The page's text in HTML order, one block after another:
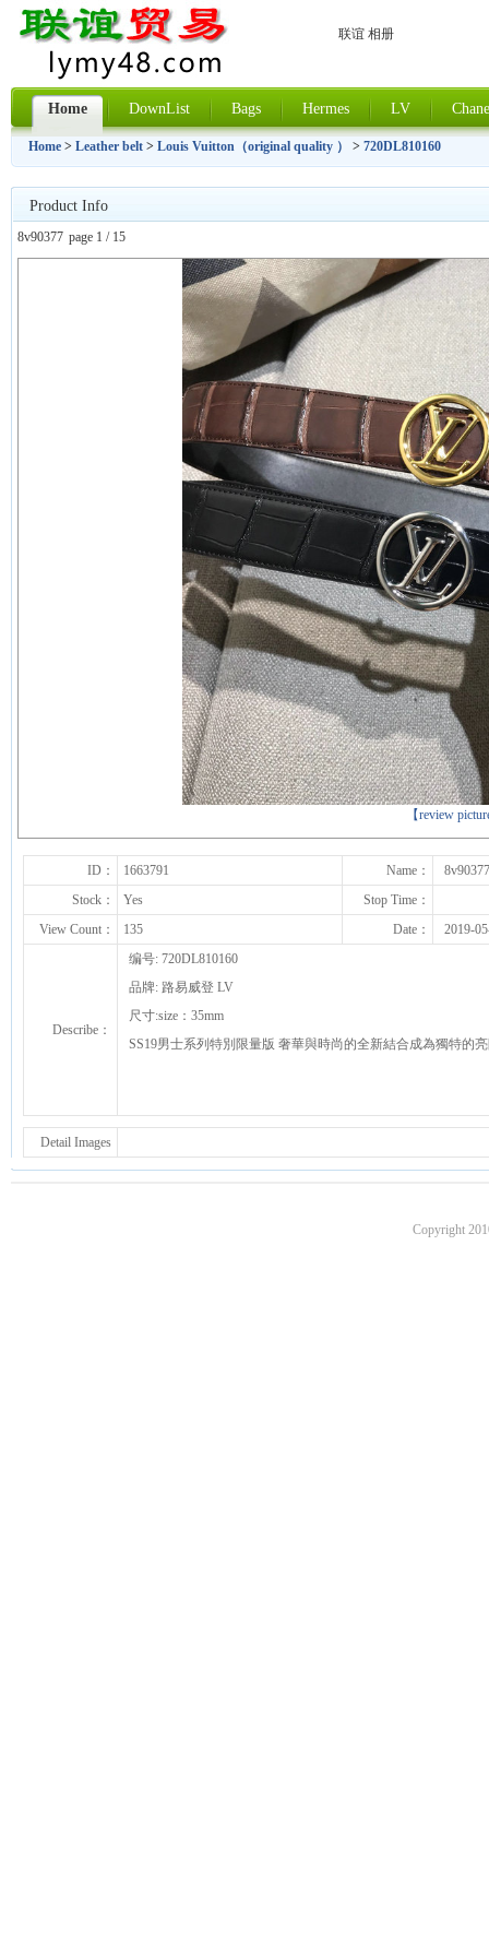
联谊 相册
Home DownList Bags Hermes LV
Home > Leather belt > Louis Vuitton（original quality ） > 720DL810160
Product Info
8v90377 page 1 / 15
【review
上一张
下一张
ID： 1663791 Name：
8v90377
Stock：
Yes
Stop Time：
View Count：
135 Date： 2019-
Describe：
编号: 720DL810160
品牌: 路易威登 LV
尺寸:size：35mm
SS19男士系列特別限量版 奢華與時尚的全新結合成為獨特的
Detail Images
Copyright